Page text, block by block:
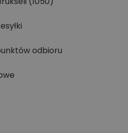
odbioru